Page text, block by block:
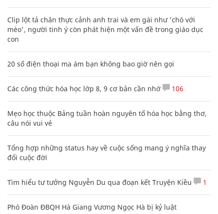
Clip lột tả chân thực cảnh anh trai và em gái như 'chó với
mèo', người tinh ý còn phát hiện một vấn đề trong giáo dục
con
20 số điện thoại ma ám bạn không bao giờ nên gọi
Các công thức hóa học lớp 8, 9 cơ bản cần nhớ 106
Mẹo học thuộc Bảng tuần hoàn nguyên tố hóa học bằng thơ,
câu nói vui vẻ
Tổng hợp những status hay về cuộc sống mang ý nghĩa thay
đổi cuộc đời
Tìm hiểu tư tưởng Nguyễn Du qua đoạn kết Truyện Kiều 1
Phó Đoàn ĐBQH Hà Giang Vương Ngọc Hà bị kỷ luật